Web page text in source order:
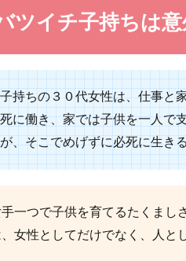
大好きな彼
ょうか。 ...
運命の
運命の人は
ツイチ子持ちは
持ちの３０代女性は、仕事と
に働き、家では子供を一人で
、そこでめげずに必死に生き
一つで子供を育てるたくまし
、女性としてだけでなく、人と